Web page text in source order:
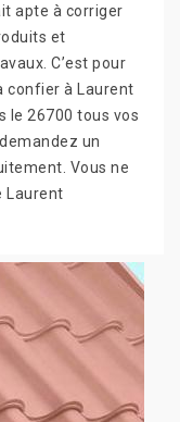
apte à corriger
et
C’est pour
confier à Laurent
le 26700 tous vos
un
Vous ne
Laurent